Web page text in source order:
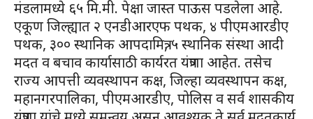
मंडलामध्ये ६५ मि.मी. पेक्षा जास्त पाऊस पडलेला आहे.
एकूण जिल्ह्यात २ एनडीआरएफ पथक, ४ पीएमआरडीए
पथक, ३०० स्थानिक आपदामित्र, ५ स्थानिक संस्था आदी
मदत व बचाव कार्यासाठी कार्यरत यंत्रणा आहेत. तसेच
राज्य आपत्ती व्यवस्थापन कक्ष, जिल्हा व्यवस्थापन कक्ष,
महानगरपालिका, पीएमआरडीए, पोलिस व सर्व शासकीय